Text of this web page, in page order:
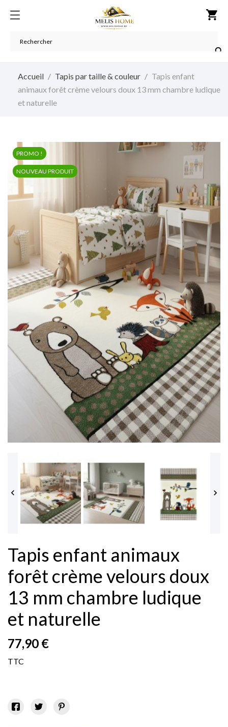
shopping_cart

Accueil Tapis par taille & couleur
Tapis enfant
animaux forêt crème velours doux 13 mm chambre ludique
et naturelle
PROMO !
NOUVEAU PRODUIT
 
Tapis enfant animaux
forêt crème velours doux
13 mm chambre ludique
et naturelle
77,90 €
TTC